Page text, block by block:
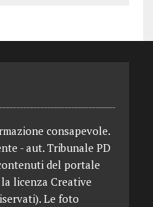
consapevole.
- aut. Tribunale PD
del portale
licenza Creative
Le foto